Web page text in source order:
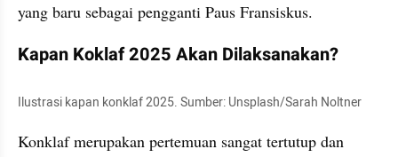
yang baru sebagai pengganti Paus Fransiskus.
Kapan Koklaf 2025 Akan Dilaksanakan?
Ilustrasi kapan konklaf 2025. Sumber: Unsplash/Sarah Noltner
Konklaf merupakan pertemuan sangat tertutup dan